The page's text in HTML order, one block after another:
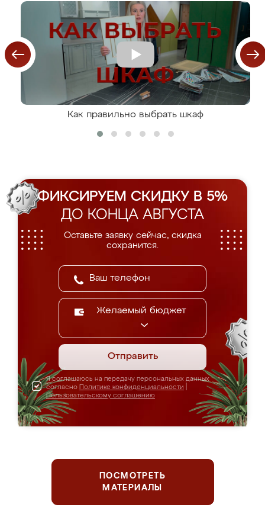
Как правильно выбрать шкаф
ФИКСИРУЕМ СКИДКУ В 5%
ДО КОНЦА АВГУСТА
Оставьте заявку сейчас, скидка
сохранится.
Желаемый бюджет
Отправить
Я соглашаюсь на передачу персональных данных
согласно Политике конфиденциальности
Пользовательскому соглашению
ПОСМОТРЕТЬ
МАТЕРИАЛЫ